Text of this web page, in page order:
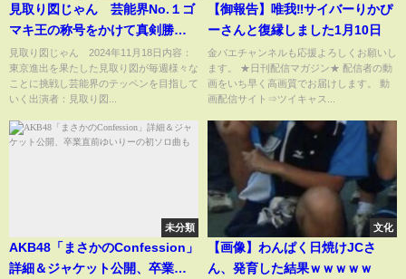
見取り図じゃん 芸能界No.１ゴ
マキ王の称号をかけて真剣勝負
を開催 11月18日
見取り図じゃん 2024年11月18日内容：
東京進出を果たした見取り図が毎週様々な
ことに挑戦し芸能界のテッペンを目指して
いく出演者：見取り図...
【御報告】唯我‼サイバーりかぴ
ーさんと復縁しました1月10日
金バエチャンネルも応援よろしくお願いし
ます。 ★日刊配信マガジン★ 配信者の動
画をいち早く高画質でお届けします。 動
画配信サイト⇒ツイキャス...
未分類
AKB48「まさかのConfession」
詳細＆ジャケット公開、卒業直
文化
【画像】わんぱく日焼けJCさ
ん、発育した結果ｗｗｗｗｗ